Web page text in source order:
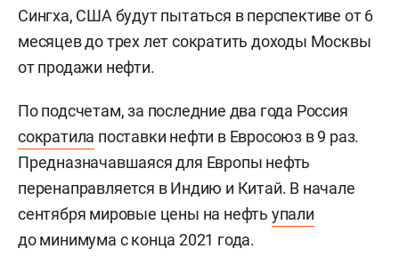
Сингха, США будут пытаться в перспективе от 6
месяцев до трех лет сократить доходы Москвы
от продажи нефти.
По подсчетам, за последние два года Россия
сократила поставки нефти в Евросоюз в 9 раз.
Предназначавшаяся для Европы нефть
перенаправляется в Индию и Китай. В начале
сентября мировые цены на нефть упали
до минимума с конца 2021 года.